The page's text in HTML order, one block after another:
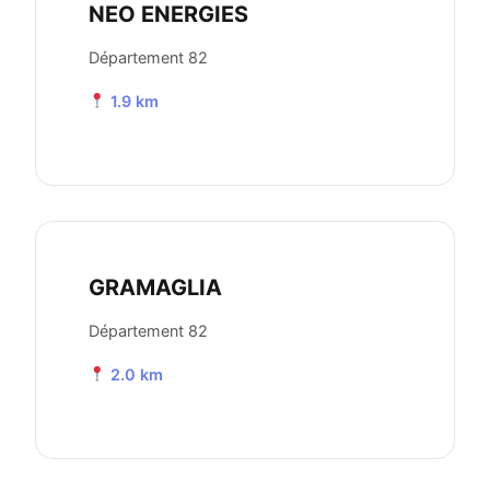
NEO ENERGIES
Département 82
1.9 km
GRAMAGLIA
Département 82
2.0 km